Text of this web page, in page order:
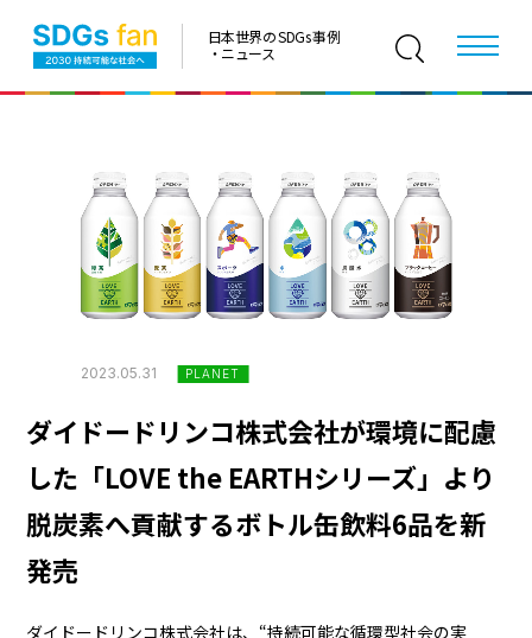
日本世界の SDGs 事例
・ニュース
2023.05.31 PLANET
ダイドードリンコ株式会社が環境に配慮
した「LOVE the EARTHシリーズ」より
脱炭素へ貢献するボトル缶飲料6品を新
発売
ダイドードリンコ株式会社は、“持続可能な循環型社会の実